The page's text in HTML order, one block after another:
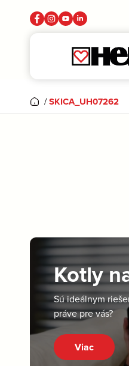
/SKICA_UH07262
Kotly
Sú ideálnym
práve pre vás?
Viac